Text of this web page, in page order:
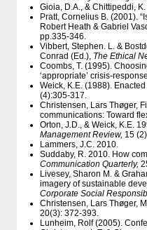
Gioia, D.A., & Chittipeddi,
Pratt, Cornelius B. (2001).
Robert Heath & Gabriel
pp.335-346.
Vibbert, Stephen. L. &
Conrad (Ed.), The Ethical
Coombs, T. (1995).
‘appropriate’ crisis-
Weick, K.E. (1988).
(4):305-317.
Christensen, Lars Thøger,
communications: Toward
Orton, J.D., & Weick, K.E.
Management Review, 15
Lammers, J.C. 2010.
Suddaby, R. 2010. How
Communication Quarterly,
Livesey, Sharon M. &
imagery of sustainable
Corporate Social
Christensen, Lars Thøger,
20(3): 372-393.
Lunheim, Rolf (2005).